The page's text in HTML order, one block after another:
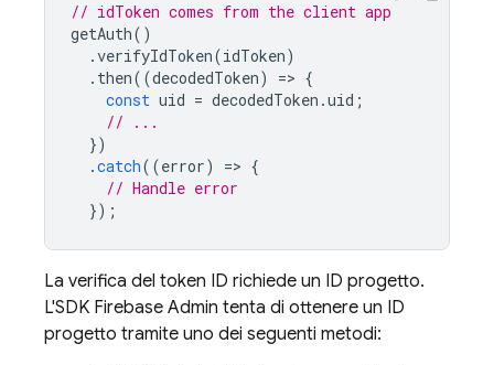
// idToken comes from the client app
getAuth()
.verifyIdToken(idToken)
. then((decodedToken) => {
const uid = decodedToken .uid ;
// ...
})
.catch((error) => {
// Handle error
});
La verifica del token ID richiede un ID progetto.
L'SDK Firebase Admin tenta di ottenere un ID
progetto tramite uno dei seguenti metodi: